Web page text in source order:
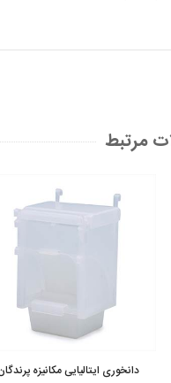
مرتبط
دانخوری ایتالیایی مکانیزه